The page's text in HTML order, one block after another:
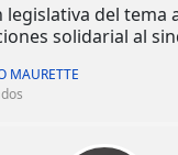
legislativa del tema
solidarial al
MAURETTE